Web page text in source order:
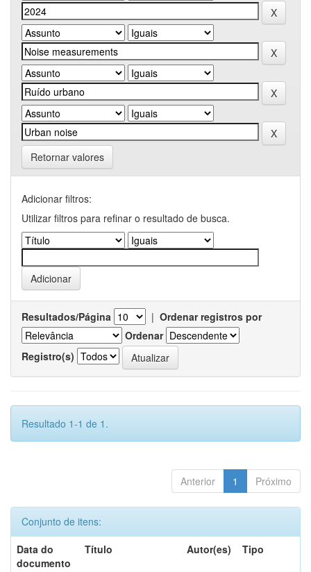
Retornar valores
Adicionar filtros:
Utilizar filtros para refinar o resultado de busca.
Resultados/Página | Ordenar registros por
Ordenar
Registro(s)
Resultado 1-1 de 1.
Anterior 1 Próximo
Conjunto de itens:
Data do
documento
Título Autor(es) Tipo